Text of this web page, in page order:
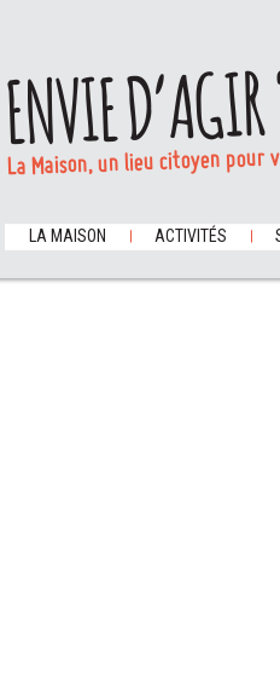
ENVIE
La Maison, un lieu citoyen
LA MAISON ACTIVITÉS